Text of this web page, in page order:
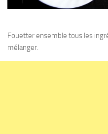
Fouetter ensemble tous les
mélanger.